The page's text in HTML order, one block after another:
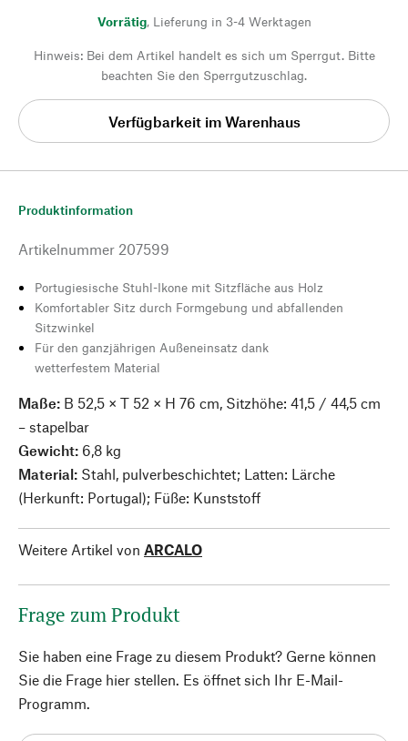
Vorrätig, Lieferung in 3-4 Werktagen
Hinweis: Bei dem Artikel handelt es sich um Sperrgut. Bitte
beachten Sie den Sperrgutzuschlag.
Verfügbarkeit im Warenhaus
Produktinformation
Artikelnummer 207599
Portugiesische Stuhl-Ikone mit Sitzfläche aus Holz
Komfortabler Sitz durch Formgebung und abfallenden
Sitzwinkel
Für den ganzjährigen Außeneinsatz dank
wetterfestem Material
Maße: B 52,5 × T 52 × H 76 cm, Sitzhöhe: 41,5 / 44,5 cm
– stapelbar
Gewicht: 6,8 kg
Material: Stahl, pulverbeschichtet; Latten: Lärche
(Herkunft: Portugal); Füße: Kunststoff
Weitere Artikel von ARCALO
Frage zum Produkt
Sie haben eine Frage zu diesem Produkt? Gerne können
Sie die Frage hier stellen. Es öffnet sich Ihr E-Mail-
Programm.